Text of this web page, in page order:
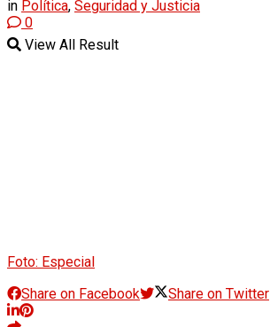
View All Result
in Política, Seguridad y Justicia
0
Foto: Especial
Share on Facebook
Share on Twitter